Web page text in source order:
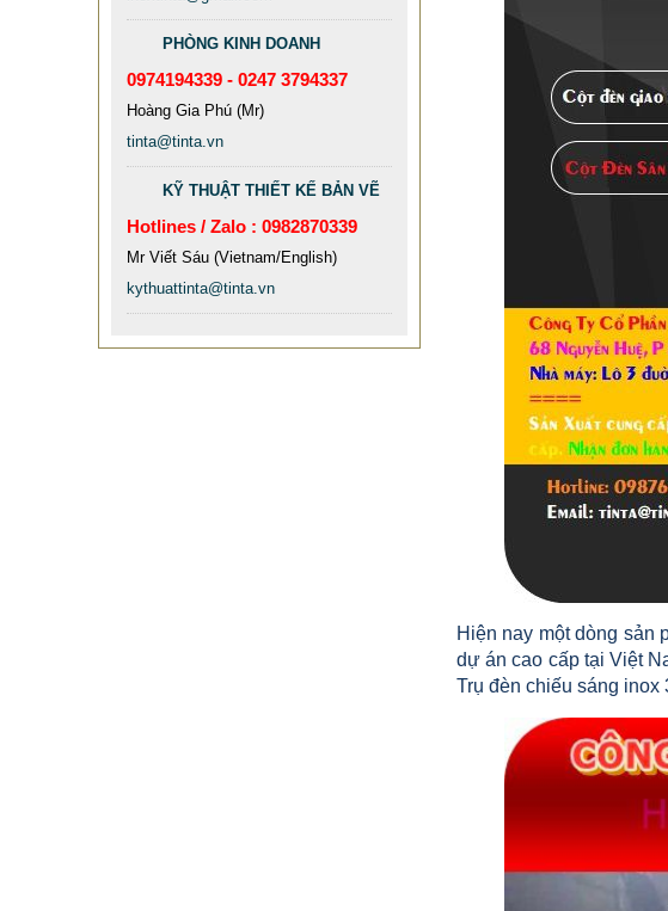
Hiện nay một dòng
dự án cao cấp tại Việt
Trụ đèn chiếu sáng inox
CỘT CHỐNG VA ĐẬP INOX
PHÒNG KINH DOANH
0974194339 - 0247 3794337
Hoàng Gia Phú (Mr)
tinta@tinta.vn
KỸ THUẬT THIẾT KẾ BẢN VẼ
Hotlines / Zalo : 0982870339
Mr Viết Sáu (Vietnam/English)
kythuattinta@tinta.vn